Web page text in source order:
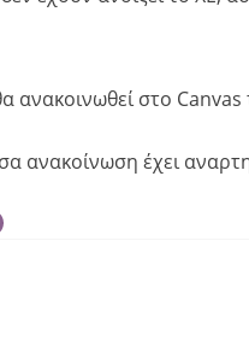
ανακοινωθεί στο
ανακοίνωση έχει